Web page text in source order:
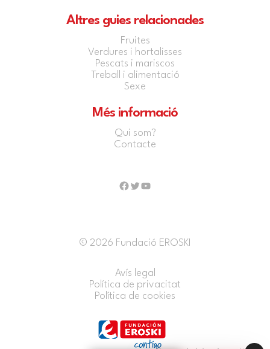
Altres guies relacionades
Fruites
Verdures i hortalisses
Pescats i mariscos
Treball i alimentació
Sexe
Més informació
Qui som?
Contacte
Facebook
Twitter
YouTube
© 2026 Fundació EROSKI
Avís legal
Política de privacitat
Política de cookies